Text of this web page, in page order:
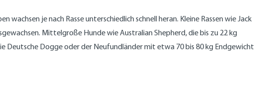
je nach Rasse unterschiedlich schnell heran. Kleine Rassen wie Jack
Mittelgroße Hunde wie Australian Shepherd, die bis zu 22 kg
Deutsche Dogge oder der Neufundländer mit etwa 70 bis 80 kg Endgewicht